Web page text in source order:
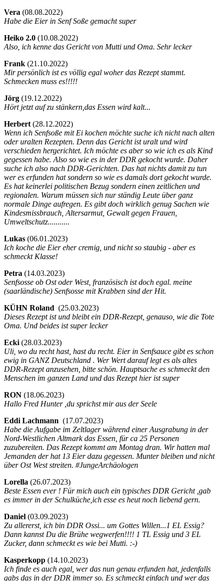
Vera (08.08.2022)
Habe die Eier in Senf Soße gemacht super
Heiko 2.0 (10.08.2022)
Also, ich kenne das Gericht von Mutti und Oma. Sehr lecker
Frank (21.10.2022)
Mir persönlich ist es völlig egal woher das Rezept stammt.
Schmecken muss es!!!!!
Jörg (19.12.2022)
Hört jetzt auf zu stänkern,das Essen wird kalt...
Herbert (28.12.2022)
Wenn ich Senfsoße mit Ei kochen möchte suche ich nicht nach alten
oder uralten Rezepten. Denn das Gericht ist uralt und wird
verschieden hergerichtet. Ich möchte es aber so wie ich es als Kind
gegessen habe. Also so wie es in der DDR gekocht wurde. Daher
suche ich also nach DDR-Gerichten. Das hat nichts damit zu tun
wer es erfunden hat sondern so wie es damals dort gekocht wurde.
Es hat keinerlei politischen Bezug sondern einen zeitlichen und
regionalen. Warum müssen sich nur ständig Leute über ganz
normale Dinge aufregen. Es gibt doch wirklich genug Sachen wie
Kindesmissbrauch, Altersarmut, Gewalt gegen Frauen,
Umweltschutz...........
Lukas (06.01.2023)
Ich koche die Eier eher cremig, und nicht so staubig - aber es
schmeckt Klasse!
Petra (14.03.2023)
Senfsosse ob Ost oder West, französisch ist doch egal. meine
(saarländische) Senfsosse mit Krabben sind der Hit.
KÜHN Roland (25.03.2023)
Dieses Rezept ist und bleibt ein DDR-Rezept, genauso, wie die Tote
Oma. Und beides ist super lecker
Ecki (28.03.2023)
Uli, wo du recht hast, hast du recht. Eier in Senfsauce gibt es schon
ewig in GANZ Deutschland . Wer Wert darauf legt es als altes
DDR-Rezept anzusehen, bitte schön. Hauptsache es schmeckt den
Menschen im ganzen Land und das Rezept hier ist super
RON (18.06.2023)
Hallo Fred Hunter ,du sprichst mir aus der Seele
Eddi Lachmann (17.07.2023)
Habe die Aufgabe im Zeltlager während einer Ausgrabung in der
Nord-Westlichen Altmark das Essen, für ca 25 Personen
zuzubereiten. Das Rezept kommt am Montag dran. Wir hatten mal
Jemanden der hat 13 Eier dazu gegessen. Munter bleiben und nicht
über Ost West streiten. #JungeArchäologen
Lorella (26.07.2023)
Beste Essen ever ! Für mich auch ein typisches DDR Gericht ,gab
es immer in der Schulküche,ich esse es heut noch liebend gern.
Daniel (03.09.2023)
Zu allererst, ich bin DDR Ossi... um Gottes Willen...1 EL Essig?
Dann kannst Du die Brühe wegwerfen!!!! 1 TL Essig und 3 EL
Zucker, dann schmeckt es wie bei Mutti. :-)
Kasperkopp (14.10.2023)
Ich finde es auch egal, wer das nun genau erfunden hat, jedenfalls
gabs das in der DDR immer so. Es schmeckt einfach und wer das